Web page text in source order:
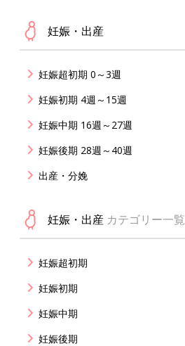
妊娠・出産
妊娠超初期 0～3週
妊娠初期 4週～15週
妊娠中期 16週～27週
妊娠後期 28週～40週
出産・分娩
妊娠・出産 カテゴリー一覧
妊娠超初期
妊娠初期
妊娠中期
妊娠後期